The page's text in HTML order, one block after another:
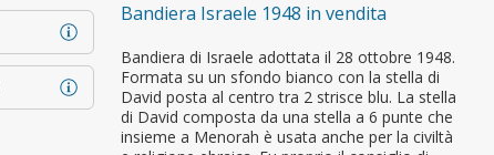
Bandiera Israele 1948 in vendita
Bandiera di Israele adottata il 28 ottobre 1948.
Formata su un sfondo bianco con la stella di
David posta al centro tra 2 strisce blu. La stella
di David composta da una stella a 6 punte che
insieme a Menorah è usata anche per la civiltà